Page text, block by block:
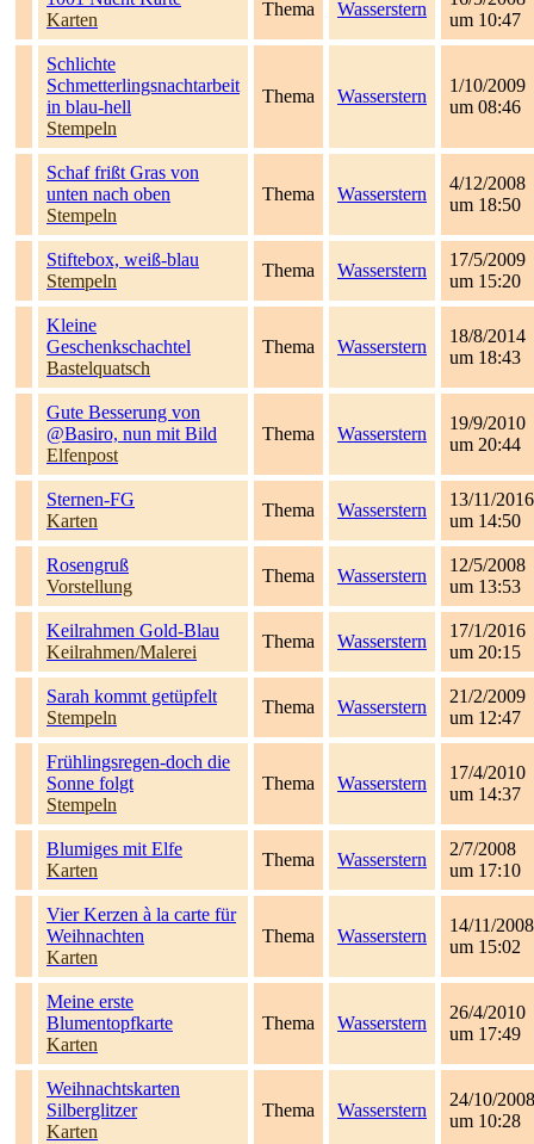
Karten
Thema Wasserstern
um 10:47
Schlichte
Schmetterlingsnachtarbeit
in blau-hell
Stempeln
Thema Wasserstern
1/10/2009
um 08:46
Schaf frißt Gras von
unten nach oben
Stempeln
Thema Wasserstern
4/12/2008
um 18:50
Stiftebox, weiß-blau
Stempeln
Thema Wasserstern
17/5/2009
um 15:20
Kleine
Geschenkschachtel
Bastelquatsch
Thema Wasserstern
18/8/2014
um 18:43
Gute Besserung von
@Basiro, nun mit Bild
Elfenpost
Thema Wasserstern
19/9/2010
um 20:44
Sternen-FG
Karten
Thema Wasserstern
13/11/2016
um 14:50
Rosengruß
Vorstellung
Thema Wasserstern
12/5/2008
um 13:53
Keilrahmen Gold-Blau
Keilrahmen/Malerei
Thema Wasserstern
17/1/2016
um 20:15
Sarah kommt getüpfelt
Stempeln
Thema Wasserstern
21/2/2009
um 12:47
Frühlingsregen-doch die
Sonne folgt
Stempeln
Thema Wasserstern
17/4/2010
um 14:37
Blumiges mit Elfe
Karten
Thema Wasserstern
2/7/2008
um 17:10
Vier Kerzen à la carte für
Weihnachten
Karten
Thema Wasserstern
14/11/2008
um 15:02
Meine erste
Blumentopfkarte
Karten
Thema Wasserstern
26/4/2010
um 17:49
Weihnachtskarten
Silberglitzer
Karten
Thema Wasserstern
24/10/2008
um 10:28